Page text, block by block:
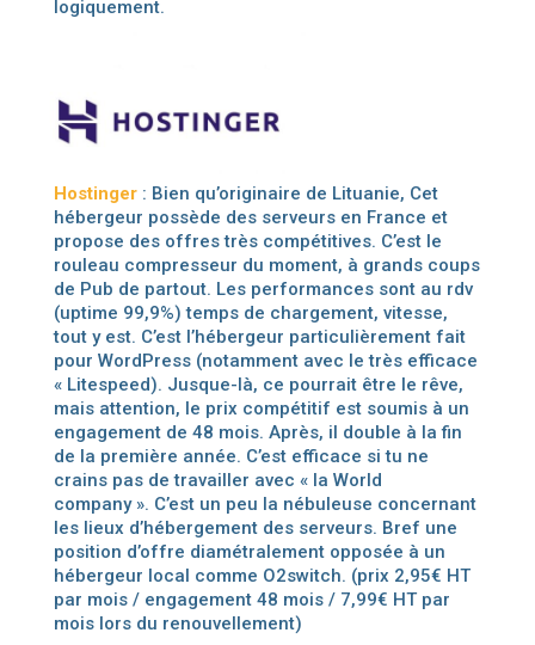
logiquement.
Hostinger : Bien qu’originaire de Lituanie, Cet
hébergeur possède des serveurs en France et
propose des offres très compétitives. C’est le
rouleau compresseur du moment, à grands coups
de Pub de partout. Les performances sont au rdv
(uptime 99,9%) temps de chargement, vitesse,
tout y est. C’est l’hébergeur particulièrement fait
pour WordPress (notamment avec le très efficace
« Litespeed). Jusque-là, ce pourrait être le rêve,
mais attention, le prix compétitif est soumis à un
engagement de 48 mois. Après, il double à la fin
de la première année. C’est efficace si tu ne
crains pas de travailler avec « la World
company ». C’est un peu la nébuleuse concernant
les lieux d’hébergement des serveurs. Bref une
position d’offre diamétralement opposée à un
hébergeur local comme O2switch. (prix 2,95€ HT
par mois / engagement 48 mois / 7,99€ HT par
mois lors du renouvellement)